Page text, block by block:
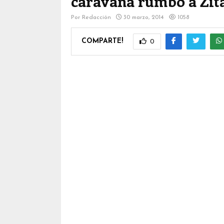
Por Redacción 30 marzo, 2014 1058
COMPARTE! 0